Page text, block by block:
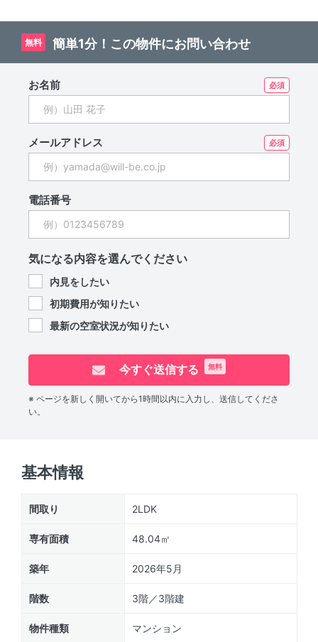
無料 簡単1分！この物件にお問い合わせ
お名前
メールアドレス
電話番号
気になる内容を選んでください
内見をしたい
初期費用が知りたい
最新の空室状況が知りたい
今すぐ送信する 無料
※ ページを新しく開いてから1時間以内に入力し、送信してくださ
い。
基本情報
間取り 2LDK
専有面積 48.04㎡
築年 2026年5月
階数 3階／3階建
物件種類 マンション